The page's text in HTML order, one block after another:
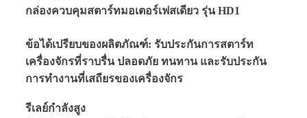
กล่องควบคุมสตาร์ทมอเตอร์เฟสเดียว รุ่น HD1
ข้อได้เปรียบของผลิตภัณฑ์: รับประกันการสตาร์ท
เครื่องจักรที่ราบรื่น ปลอดภัย ทนทาน และรับประกัน
การทำงานที่เสถียรของเครื่องจักร
รีเลย์กำลังสูง